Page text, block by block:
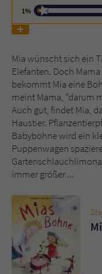
1%
Mia wünscht sich ein
Elefanten. Doch
bekommt Mia eine
meint Mama, "darum
Auch gut, findet Mia,
Haustier.
Babybohne wird ein
Puppenwagen
immer größer ...
Anbieter
Laufzeit 1 Jahr
Zweck
Name
Anbieter
Laufzeit
Zweck